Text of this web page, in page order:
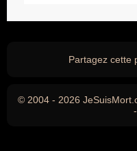
Partagez cette
© 2004 - 2026
-